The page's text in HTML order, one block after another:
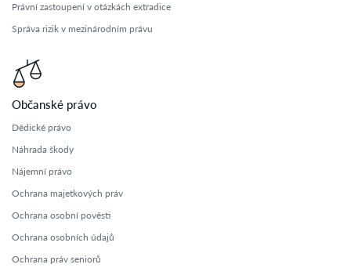
Právní zastoupení v otázkách extradice
Správa rizik v mezinárodním právu
Občanské právo
Dědické právo
Náhrada škody
Nájemní právo
Ochrana majetkových práv
Ochrana osobní pověsti
Ochrana osobních údajů
Ochrana práv seniorů